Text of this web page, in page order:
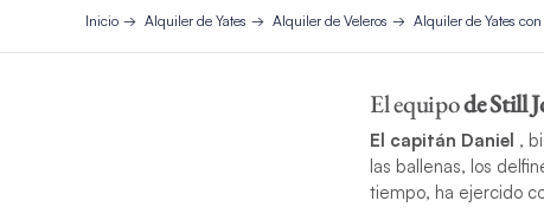
Inicio Alquiler de Yates Alquiler de Veleros Alquiler de Yates
El equipode Still
El capitán Daniel ,
las ballenas, los
tiempo, ha ejercido